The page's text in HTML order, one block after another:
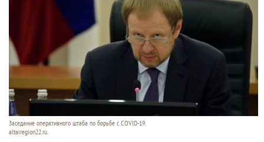
Заседание оперативного штаба по борьбе с COVID-19.
altairegion22.ru.